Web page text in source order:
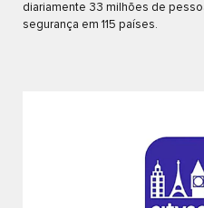
diariamente 33 milhões de
segurança em 115 países.